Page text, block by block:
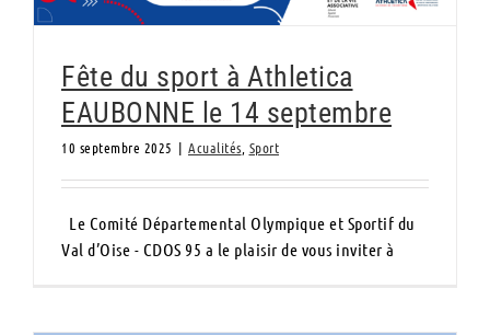
Fête du sport à Athletica
EAUBONNE le 14 septembre
10 septembre 2025 | Acualités Sport
Le Comité Départemental Olympique et Sportif du
Val d’Oise - CDOS 95 a le plaisir de vous inviter à